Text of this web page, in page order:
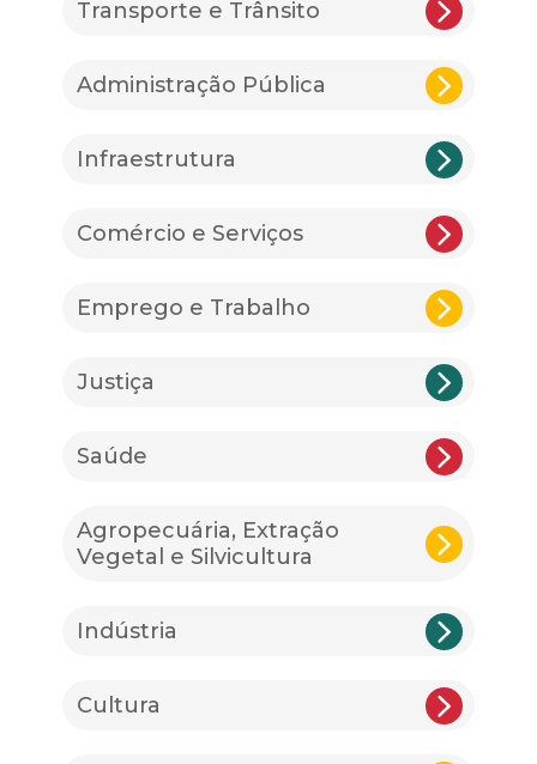
Transporte e Trânsito
Administração Pública
Infraestrutura
Comércio e Serviços
Emprego e Trabalho
Justiça
Saúde
Agropecuária, Extração
Vegetal e Silvicultura
Indústria
Cultura